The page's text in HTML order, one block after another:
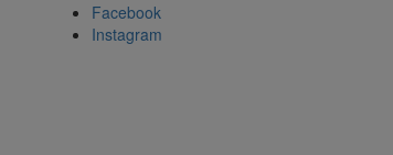
Facebook
Instagram